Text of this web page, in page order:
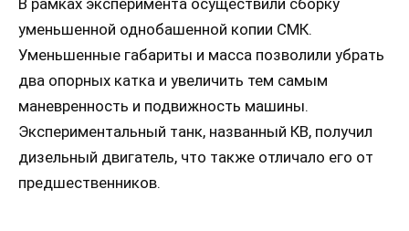
В рамках эксперимента осуществили сборку
уменьшенной однобашенной копии СМК.
Уменьшенные габариты и масса позволили убрать
два опорных катка и увеличить тем самым
маневренность и подвижность машины.
Экспериментальный танк, названный КВ, получил
дизельный двигатель, что также отличало его от
предшественников.